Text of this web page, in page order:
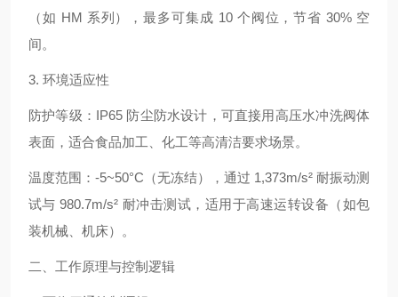
（如 HM 系列），最多可集成 10 个阀位，节省 30% 空
间。
3. 环境适应性
防护等级：IP65 防尘防水设计，可直接用高压水冲洗阀体
表面，适合食品加工、化工等高清洁要求场景。
温度范围：-5~50°C（无冻结），通过 1,373m/s² 耐振动测
试与 980.7m/s² 耐冲击测试，适用于高速运转设备（如包
装机械、机床）。
二、工作原理与控制逻辑